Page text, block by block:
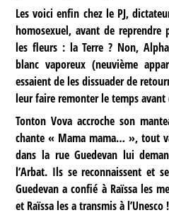
Les voici enfin chez le PJ,
homosexuel, avant de reprendre
les fleurs : la Terre ? Non,
blanc vaporeux (neuvième
essaient de les dissuader de
leur faire remonter le temps avant
Tonton Vova accroche son
chante « Mama mama… », tout
dans la rue Guedevan lui
l’Arbat. Ils se reconnaissent et
Guedevan a confié à Raïssa les
et Raïssa les a transmis à